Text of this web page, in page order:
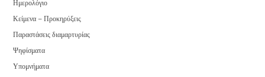
Ημερολόγιο
Κείμενα – Προκηρύξεις
Παραστάσεις διαμαρτυρίας
Ψηφίσματα
Υπομνήματα